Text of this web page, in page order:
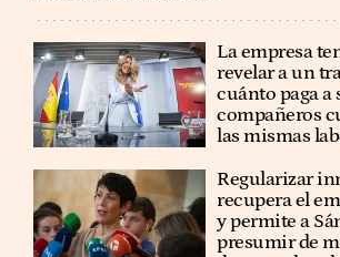
La empresa
revelar a un
cuánto paga a
compañeros
las mismas
Regularizar
recupera el
y permite a
presumir de